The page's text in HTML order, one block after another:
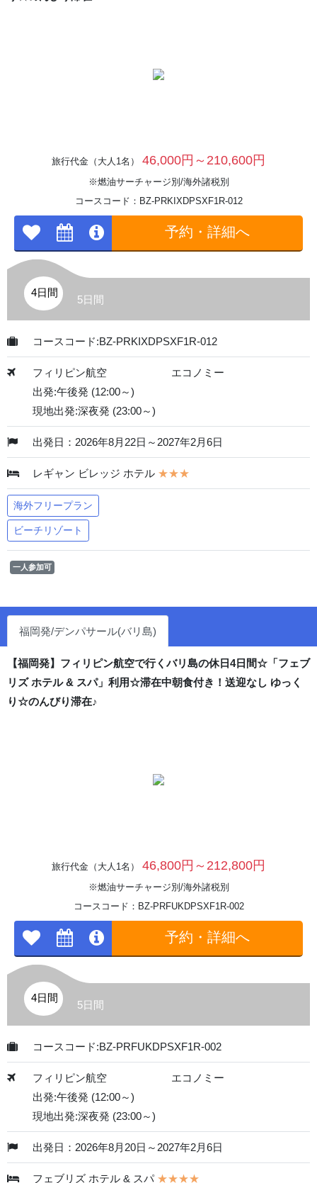
旅行代金（大人1名） 46,000円～210,600円
※燃油サーチャージ別/海外諸税別
コースコード：BZ-PRKIXDPSXF1R-012
予約・詳細へ
4日間
5日間
コースコード:BZ-PRKIXDPSXF1R-012
フィリピン航空
エコノミー
出発:午後発 (12:00～)
現地出発:深夜発 (23:00～)
出発日：2026年8月22日～2027年2月6日
レギャン ビレッジ ホテル ★★★
海外フリープラン
ビーチリゾート
一人参加可
福岡発/デンパサール(バリ島)
【福岡発】フィリピン航空で行くバリ島の休日4日間☆「フェブ
リズ ホテル & スパ」利用☆滞在中朝食付き！送迎なし ゆっく
り☆のんびり滞在♪
旅行代金（大人1名） 46,800円～212,800円
※燃油サーチャージ別/海外諸税別
コースコード：BZ-PRFUKDPSXF1R-002
予約・詳細へ
4日間
5日間
コースコード:BZ-PRFUKDPSXF1R-002
フィリピン航空
エコノミー
出発:午後発 (12:00～)
現地出発:深夜発 (23:00～)
出発日：2026年8月20日～2027年2月6日
フェブリズ ホテル & スパ ★★★★